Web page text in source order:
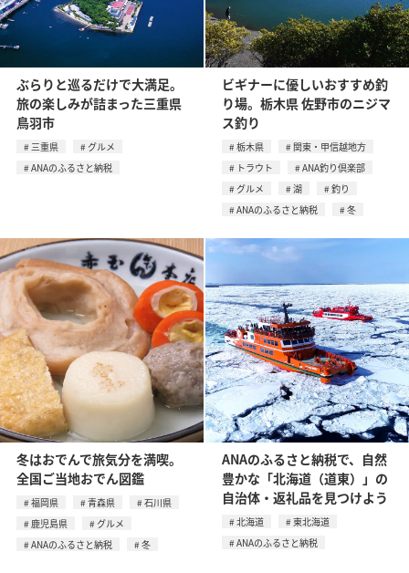
ぶらりと巡るだけで大満足。
旅の楽しみが詰まった三重県
鳥羽市
三重県
グルメ
ANAのふるさと納税
ビギナーに優しいおすすめ釣
り場。栃木県 佐野市のニジマ
ス釣り
栃木県
関東・甲信越地方
トラウト
ANA釣り倶楽部
グルメ
湖
釣り
ANAのふるさと納税
冬
冬はおでんで旅気分を満喫。
全国ご当地おでん図鑑
福岡県 青森県
石川県
鹿児島県
グルメ
ANAのふるさと納税
冬
ANAのふるさと納税で、自然
豊かな「北海道（道東）」の
自治体・返礼品を見つけよう
北海道
東北海道
ANAのふるさと納税